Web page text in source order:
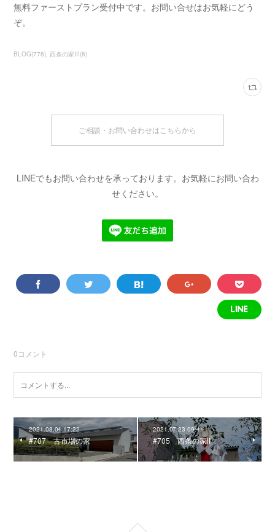
無料ファーストプラン受付中です。お問い合せはお気軽にどう
ぞ。
BLOG(778) 西条の家Ⅲ(8)
ご相談・お問い合わせはこちらから
LINEでもお問い合わせを承っております。お気軽にお問い合わ
せください。
0コメント
2021.08.04 17:22
#707 古市場の家
2021.07.23 09:41
#705 西条の家Ⅱ